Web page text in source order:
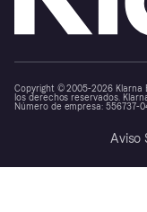
Copyright © 2005-2026 Klarna
los derechos reservados.
Número de empresa: 556737-
Aviso